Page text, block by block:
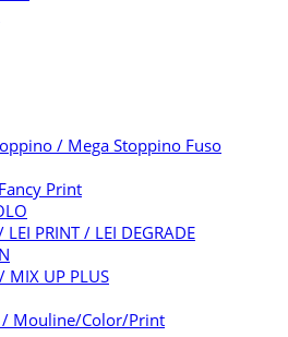
/ Mega Stoppino Fuso
Print
LEI PRINT / LEI DEGRADE
MIX UP PLUS
/ Mouline/Color/Print